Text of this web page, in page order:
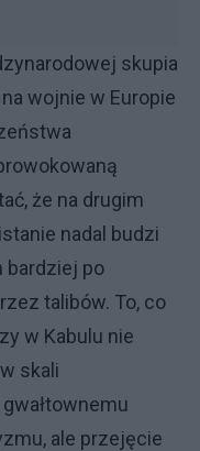
skupia
wojnie w Europie
że na drugim
nadal budzi
bardziej po
talibów. To, co
w Kabulu nie
skali
ale przejęcie